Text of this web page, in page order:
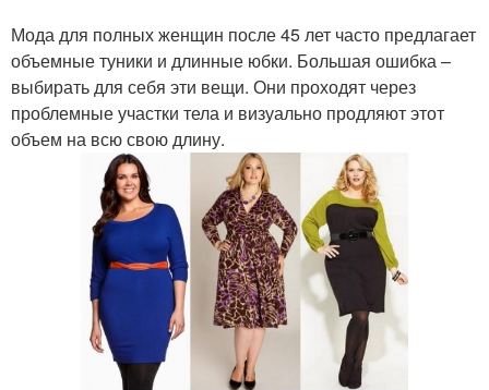
Мода для полных женщин после 45 лет часто предлагает
объемные туники и длинные юбки. Большая ошибка –
выбирать для себя эти вещи. Они проходят через
проблемные участки тела и визуально продляют этот
объем на всю свою длину.